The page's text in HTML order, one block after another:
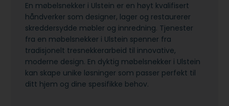
En møbelsnekker i Ulstein er en høyt kvalifisert
håndverker som designer, lager og restaurerer
skreddersydde møbler og innredning. Tjenester
fra en møbelsnekker i Ulstein spenner fra
tradisjonelt tresnekkerarbeid til innovative,
moderne design. En dyktig møbelsnekker i Ulstein
kan skape unike løsninger som passer perfekt til
ditt hjem og dine spesifikke behov.